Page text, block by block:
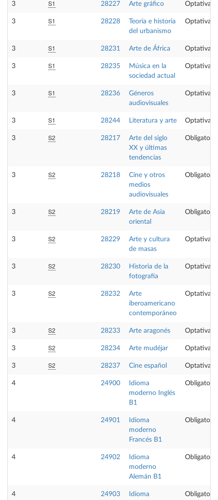
3 S1 28227 Arte gráfico Optativa
3 S1 28228
Teoría e historia
del urbanismo
Optativa
3 S1 28231 Arte de África Optativa
3 S1 28235
Música en la
sociedad actual
Optativa
3 S1 28236
Géneros
audiovisuales
Optativa
3 S1 28244 Literatura y arte Optativa
3 S2 28217
Arte del siglo
XX y últimas
tendencias
Obligatoria
3 S2 28218
Cine y otros
medios
audiovisuales
Obligatoria
3 S2 28219
Arte de Asia
oriental
Obligatoria
3 S2 28229
Arte y cultura
de masas
Optativa
3 S2 28230
Historia de la
fotografía
Optativa
3 S2 28232
Arte
iberoamericano
contemporáneo
Optativa
3 S2 28233 Arte aragonés Optativa
3 S2 28234 Arte mudéjar Optativa
3 S2 28237 Cine español Optativa
4 24900
Idioma
moderno Inglés
B1
Obligatoria
4 24901
Idioma
moderno
Francés B1
Obligatoria
4 24902
Idioma
moderno
Alemán B1
Obligatoria
4 24903
Idioma
Obligatoria